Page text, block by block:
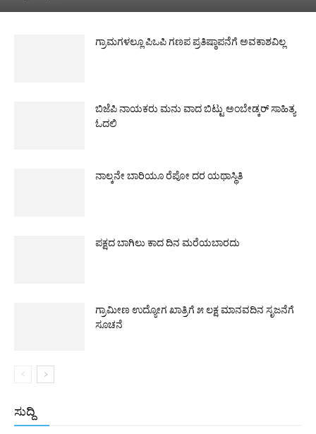
ಗ್ರಾಮಗಳಲ್ಲೂ ಪಿಒಪಿ ಗಣಪ ಪ್ರತಿಷ್ಠಾಪನೆಗೆ ಅವಕಾಶವಿಲ್ಲ
ಬಿಜೆಪಿ ನಾಯಕರು ಮನು ವಾದ ಬಿಟ್ಟು ಅಂಬೇಡ್ಕರ್ ಸಾಹಿತ್ಯ
ಓದಲಿ
ನಾಲ್ಕನೇ ಬಾರಿಯೂ ರೆಪೋ ದರ ಯಥಾಸ್ಥಿತಿ
ಪಕ್ಷದ ಬಾಗಿಲು ಕಾದ ದಿನ ಮರೆಯಬಾರದು
ಗ್ರಾಮೀಣ ಉದ್ಯೋಗ ಖಾತ್ರಿಗೆ ೫ ಲಕ್ಷ ಮಾನವದಿನ ಸೃಜನೆಗೆ
ಸೂಚನೆ
ಸುದ್ದಿ